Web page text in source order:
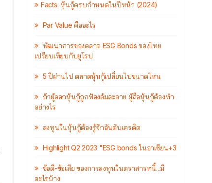
Facts: หุ้นกู้ครบกำหนดในปีหน้า (2024)
Par Value คืออะไร
พัฒนาการของตลาด ESG Bonds ของไทย
เปรียบเทียบกับยุโรป
5 ปีผ่านไป ตลาดหุ้นกู้เปลี่ยนไปขนาดไหน
ถ้าผู้ออกหุ้นกู้ถูกฟ้องล้มละลาย ผู้ถือหุ้นกู้ต้องทำ
อย่างไร
ลงทุนในหุ้นกู้ต้องรู้จักอันดับเครดิต
Highlight Q2 2023 "ESG bonds ในอาเซียน+3
ข้อดี-ข้อเสีย ของการลงทุนในตราสารหนี้...มี
อะไรบ้าง